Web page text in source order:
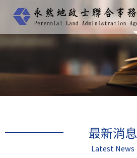
最新消息
Latest News